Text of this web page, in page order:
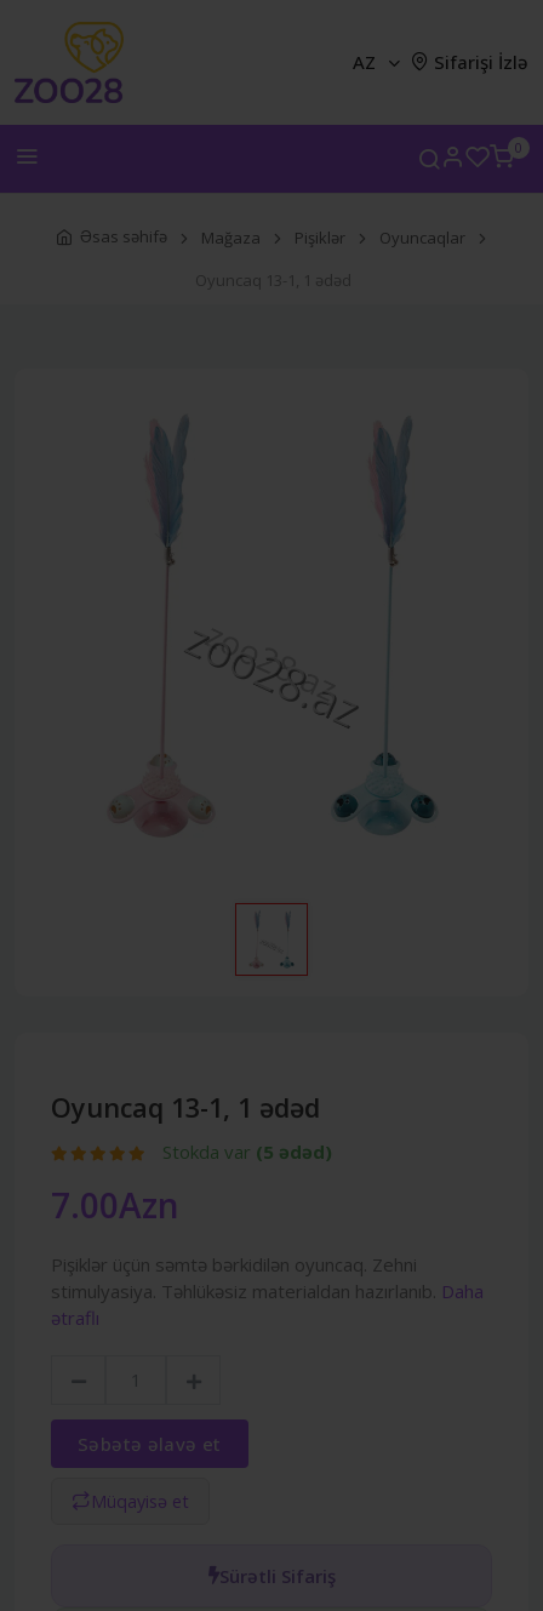
0
AZ Sifarişi İzlə
Əsas səhifə Mağaza Pişiklər
Oyuncaqlar
Oyuncaq 13-1, 1 ədəd
Oyuncaq 13-1, 1 ədəd
Stokda var (5 ədəd)
7.00Azn
Pişiklər üçün səmtə bərkidilən oyuncaq. Zehni
stimulyasiya. Təhlükəsiz materialdan hazırlanıb. Daha
ətraflı
Səbətə əlavə et
Müqayisə et
Sürətli Sifariş